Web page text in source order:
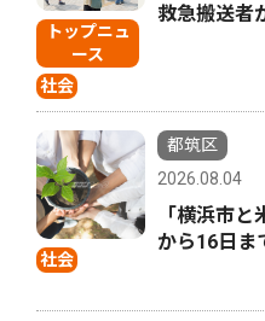
トップニュ
ース
社会
救急搬送者
社会
都筑区
2026.08.04
「横浜市
から16日ま